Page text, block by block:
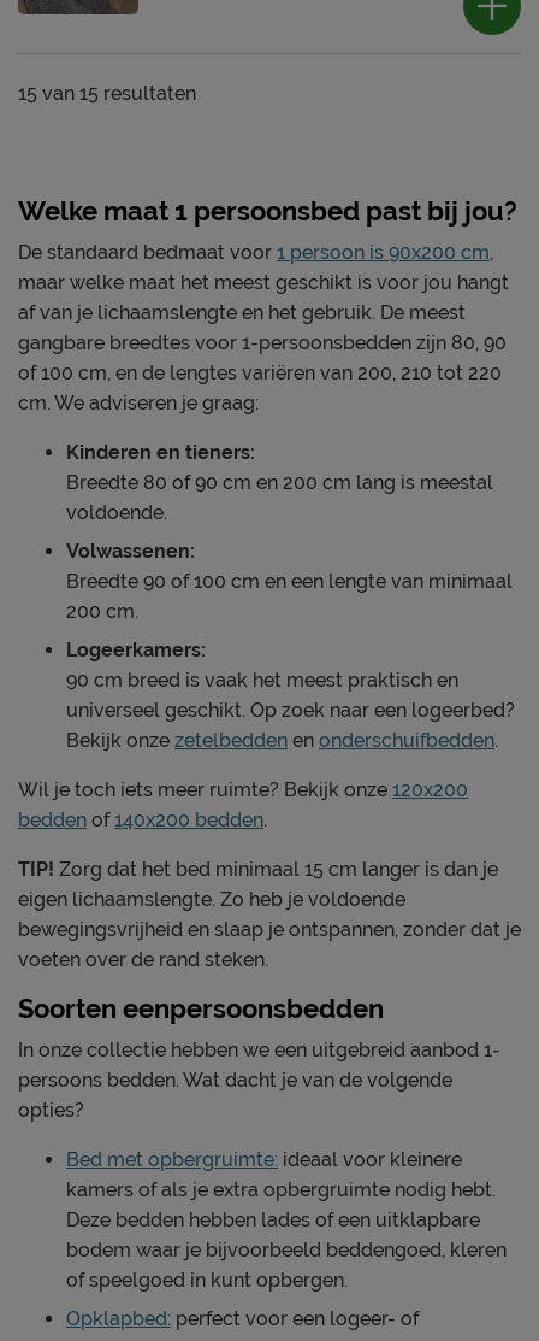
15 van 15 resultaten
Welke maat 1 persoonsbed past bij jou?
De standaard bedmaat voor 1 persoon is 90x200 cm,
maar welke maat het meest geschikt is voor jou hangt
af van je lichaamslengte en het gebruik. De meest
gangbare breedtes voor 1-persoonsbedden zijn 80, 90
of 100 cm, en de lengtes variëren van 200, 210 tot 220
cm. We adviseren je graag:
Kinderen en tieners:
Breedte 80 of 90 cm en 200 cm lang is meestal
voldoende.
Volwassenen:
Breedte 90 of 100 cm en een lengte van minimaal
200 cm.
Logeerkamers:
90 cm breed is vaak het meest praktisch en
universeel geschikt. Op zoek naar een logeerbed?
Bekijk onze zetelbedden en onderschuifbedden.
Wil je toch iets meer ruimte? Bekijk onze 120x200
bedden of140x200 bedden.
TIP! Zorg dat het bed minimaal 15 cm langer is dan je
eigen lichaamslengte. Zo heb je voldoende
bewegingsvrijheid en slaap je ontspannen, zonder dat je
voeten over de rand steken.
Soorten eenpersoonsbedden
In onze collectie hebben we een uitgebreid aanbod 1-
persoons bedden. Wat dacht je van de volgende
opties?
Bed met opbergruimte: ideaal voor kleinere
kamers of als je extra opbergruimte nodig hebt.
Deze bedden hebben lades of een uitklapbare
bodem waar je bijvoorbeeld beddengoed, kleren
of speelgoed in kunt opbergen.
Opklapbed: perfect voor een logeer- of